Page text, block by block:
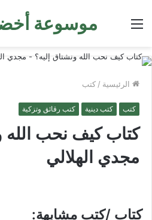
موسوعة القائمة
الرئيسية / كتب
كتب كتب دينية كتب رقائق وتزكية
كتاب كيف نحب الله
مجدي الهلالي
كتاب /كتب مشابهة: